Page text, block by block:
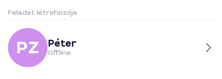
Feladat létrehozója
Péter
Offline